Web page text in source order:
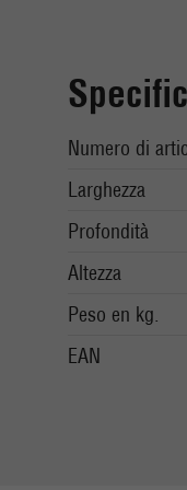
Numero di
Larghezza
Profondità
Altezza
Peso en kg.
EAN